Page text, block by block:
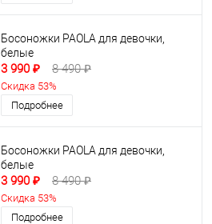
Босоножки PAOLA для девочки,
белые
3 990 ₽ 8 490 ₽
Скидка 53%
Подробнее
Босоножки PAOLA для девочки,
белые
3 990 ₽ 8 490 ₽
Скидка 53%
Подробнее